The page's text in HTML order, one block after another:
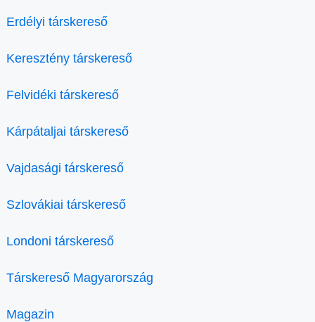
Erdélyi társkereső
Keresztény társkereső
Felvidéki társkereső
Kárpátaljai társkereső
Vajdasági társkereső
Szlovákiai társkereső
Londoni társkereső
Társkereső Magyarország
Magazin